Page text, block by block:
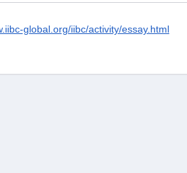
global.org/iibc/activity/essay.html